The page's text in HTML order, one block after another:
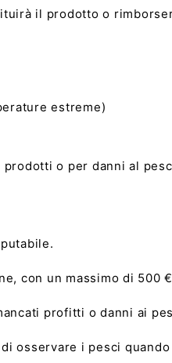
il prodotto o
estreme)
o per danni al
con un massimo di 500
profitti o danni ai
osservare i pesci